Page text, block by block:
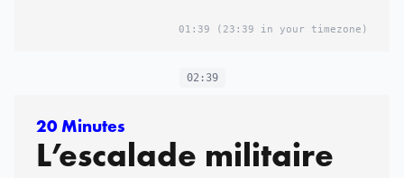
01:39 (23:39 in your timezone)
02:39
20 Minutes
L’escalade militaire